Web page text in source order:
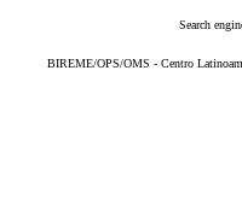
Search
BIREME/OPS/OMS - Centro